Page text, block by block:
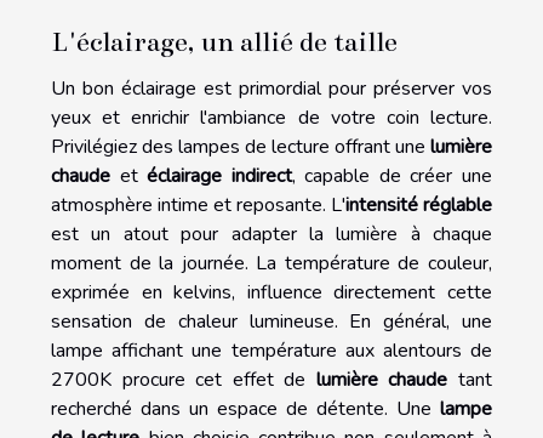
L'éclairage, un allié de taille
Un bon éclairage est primordial pour préserver vos
yeux et enrichir l'ambiance de votre coin lecture.
Privilégiez des lampes de lecture offrant une lumière
chaude etéclairage indirect, capable de créer une
atmosphère intime et reposante. L'intensité réglable
est un atout pour adapter la lumière à chaque
moment de la journée. La température de couleur,
exprimée en kelvins, influence directement cette
sensation de chaleur lumineuse. En général, une
lampe affichant une température aux alentours de
2700K procure cet effet de lumière chaude tant
recherché dans un espace de détente. Une lampe